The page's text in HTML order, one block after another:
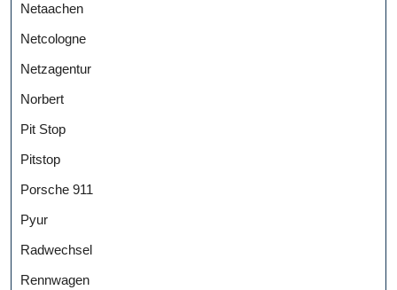
Netaachen
Netcologne
Netzagentur
Norbert
Pit Stop
Pitstop
Porsche 911
Pyur
Radwechsel
Rennwagen